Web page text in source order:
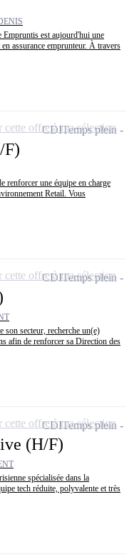
est aujourd'hui une
assurance emprunteur. À travers
F)
renforcer une équipe en charge
Retail. Vous
CDITemps plein
cette offre à ma sélection
secteur, recherche un(e)
afin de renforcer sa Direction des
CDITemps plein
cette offre à ma sélection
(H/F)
spécialisée dans la
tech réduite, polyvalente et très
CDITemps plein
cette offre à ma sélection